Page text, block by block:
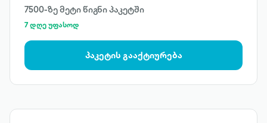
7500-ზე მეტი წიგნი პაკეტში
7 დღე უფასოდ
პაკეტის გააქტიურება